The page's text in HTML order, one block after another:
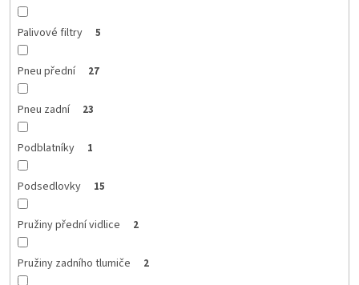
Palivové filtry 5
Pneu přední 27
Pneu zadní 23
Podblatníky 1
Podsedlovky 15
Pružiny přední vidlice 2
Pružiny zadního tlumiče 2